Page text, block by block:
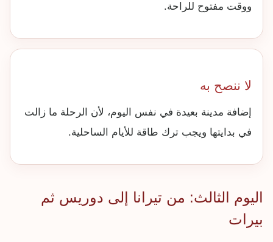
ووقت مفتوح للراحة.
لا ننصح به
إضافة مدينة بعيدة في نفس اليوم، لأن الرحلة ما زالت
في بدايتها ويجب ترك طاقة للأيام الساحلية.
اليوم الثالث: من تيرانا إلى دوريس ثم
بيرات